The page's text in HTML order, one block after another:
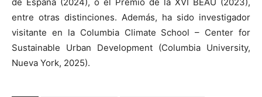
de España (2024), o el Premio de la XVI BEAU (2023),
entre otras distinciones. Además, ha sido investigador
visitante en la Columbia Climate School – Center for
Sustainable Urban Development (Columbia University,
Nueva York, 2025).